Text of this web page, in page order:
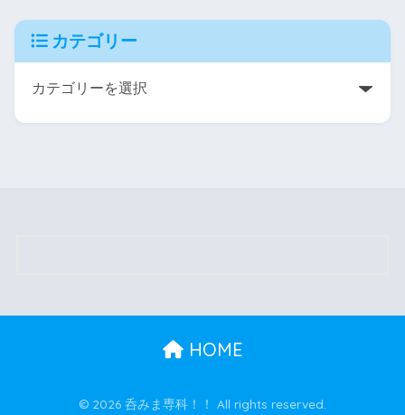
カテゴリー
HOME
© 2026 呑みま専科！！ All rights reserved.